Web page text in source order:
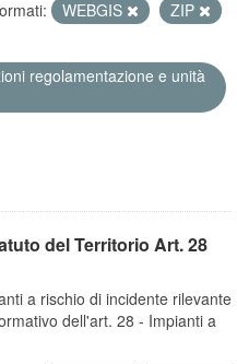
WEBGIS
ZIP
regolamentazione e unità
del Territorio Art. 28
a rischio di incidente rilevante
dell'art. 28 - Impianti a